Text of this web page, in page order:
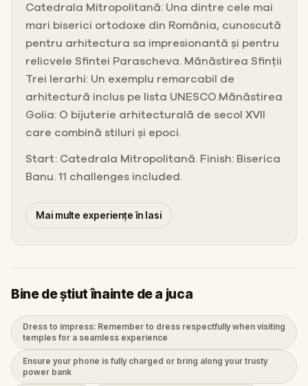
Catedrala Mitropolitană: Una dintre cele mai
mari biserici ortodoxe din România, cunoscută
pentru arhitectura sa impresionantă și pentru
relicvele Sfintei Parascheva. Mănăstirea Sfinții
Trei Ierarhi: Un exemplu remarcabil de
arhitectură inclus pe lista UNESCO.Mănăstirea
Golia: O bijuterie arhitecturală de secol XVII
care combină stiluri și epoci.
Start: Catedrala Mitropolitană. Finish: Biserica
Banu. 11 challenges included.
Mai multe experiențe în Iasi
Bine de știut înainte de a juca
Dress to impress: Remember to dress respectfully when visiting
temples for a seamless experience
Ensure your phone is fully charged or bring along your trusty
power bank